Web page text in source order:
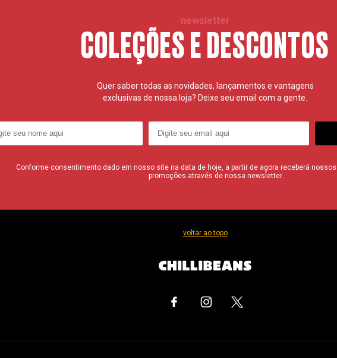
newsletter
COLEÇÕES E DESCONTOS
Quer saber todas as novidades, lançamentos e vantagens
exclusivas de nossa loja? Deixe seu email com a gente.
Conforme consentimento dado em nosso site na data de hoje, a partir de agora receberá
promoções através de nossa newsletter.
voltar ao topo